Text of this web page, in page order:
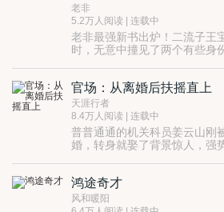
老非
5.2万人阅读 | 连载中
老非最强新书出炉！二流子王
时，无意中撞见了两个有些身
官场：从离婚后扶摇直上
天涯行者
8.4万人阅读 | 连载中
普普通通的机关科员姜云山刚
婚，转身就娶了背景惊人，强
前妻说：“他的才华不应该
现任说：“仕途才是他真正
前妻与现任，权势与财富，
鸿途奇才
风和暖阳